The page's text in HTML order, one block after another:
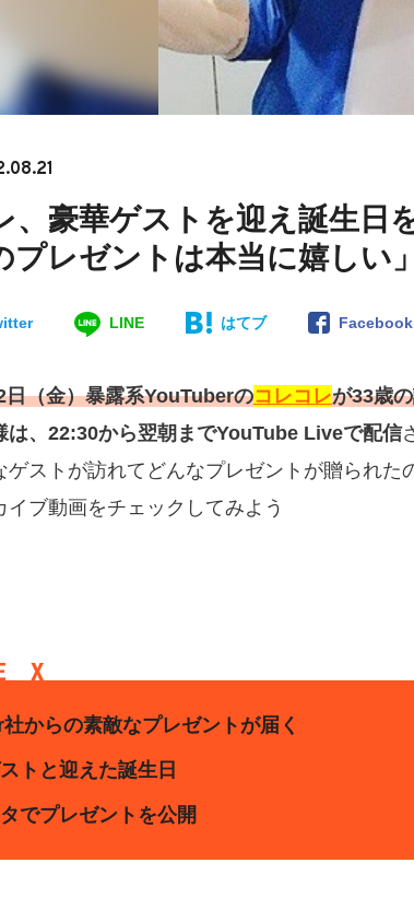
、豪華ゲストを迎え誕生日
プレゼントは本当に嬉しい」
LINE はてブ Facebook
日（金）暴露系YouTuberのコレコレが33歳
は、22:30から翌朝までYouTube Liveで配信
ゲストが訪れてどんなプレゼントが贈られた
イブ動画をチェックしてみよう
からの素敵なプレゼントが届く
トと迎えた誕生日
でプレゼントを公開